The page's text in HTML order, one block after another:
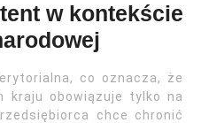
w kontekście
co oznacza, że
kraju obowiązuje tylko na
chce chronić